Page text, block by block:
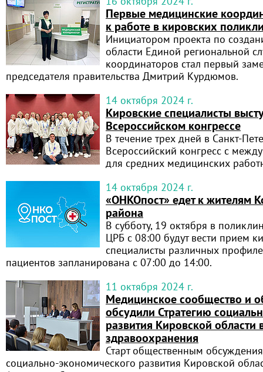
Первые медицинские
к работе в кировских
Инициатором проекта по
области Единой региональной
координаторов стал первый
председателя правительства Дмитрий Курдюмов.
14 октября 2024 г.
Кировские специалисты
Всероссийском конгрессе
В течение трех дней в Санкт-
Всероссийский конгресс с
для средних медицинских
14 октября 2024 г.
«ОНКОпост» едет к жителям
района
В субботу, 19 октября в
ЦРБ с 08:00 будут вести прием
специалисты различных
пациентов запланирована с 07:00 до 14:00.
11 октября 2024 г.
Медицинское сообщество и
обсудили Стратегию
развития Кировской области
здравоохранения
Старт общественным
социально-экономического развития Кировской